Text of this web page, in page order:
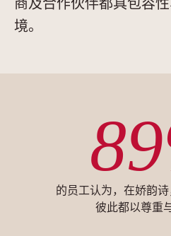
商及合作伙伴都具包容
境。
的员工认为，在娇韵诗
彼此都以尊重